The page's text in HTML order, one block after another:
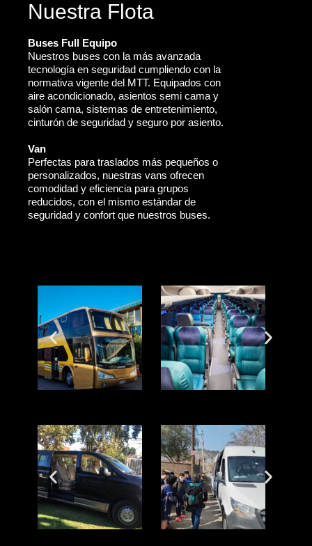
Nuestra Flota
Buses Full Equipo
Nuestros buses con la más avanzada
tecnología en seguridad cumpliendo con la
normativa vigente del MTT. Equipados con
aire acondicionado, asientos semi cama y
salón cama, sistemas de entretenimiento,
cinturón de seguridad y seguro por asiento.
Van
Perfectas para traslados más pequeños o
personalizados, nuestras vans ofrecen
comodidad y eficiencia para grupos
reducidos, con el mismo estándar de
seguridad y confort que nuestros buses.